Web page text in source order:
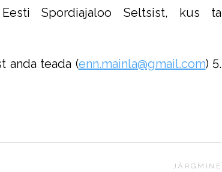
Eesti Spordiajaloo Seltsist, kus ta
anda teada (enn.mainla@gmail.com) 5.
JÄRGMINE